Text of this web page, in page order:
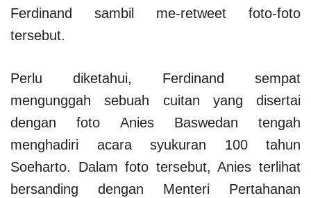
Ferdinand sambil me-retweet foto-foto
tersebut.
Perlu diketahui, Ferdinand sempat
mengunggah sebuah cuitan yang disertai
dengan foto Anies Baswedan tengah
menghadiri acara syukuran 100 tahun
Soeharto. Dalam foto tersebut, Anies terlihat
bersanding dengan Menteri Pertahanan